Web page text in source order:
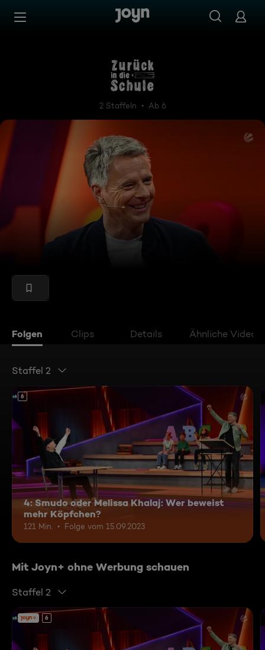
Zum Inhalt springen
Zurück in die Schule
2 Staffeln Ab 6
Folgen Clips Details Ähnliche Videos
Staffel 2
6
4: Smudo oder Melissa Khalaj: Wer beweist
mehr Köpfchen?
121 Min. Folge vom 15.09.2023
Mit Joyn+ ohne Werbung schauen
Staffel 2
6